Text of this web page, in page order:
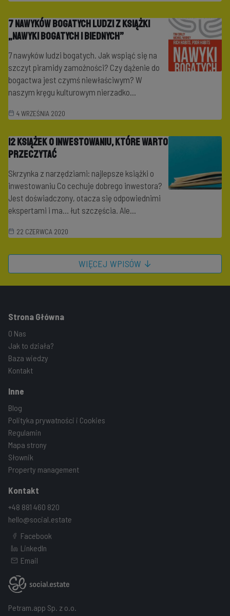
7 Nawyków bogatych ludzi z książki
„Nawyki bogatych i biednych”
7 nawyków ludzi bogatych. Jak wspiąć się na
szczyt piramidy zamożności? Czy dążenie do
bogactwa jest czymś niewłaściwym? W
naszym kręgu kulturowym nierzadko...
4 WRZEŚNIA 2020
12 Książek o inwestowaniu, które warto
przeczytać
Skrzynka z narzędziami: najlepsze książki o
inwestowaniu Co cechuje dobrego inwestora?
Jest doświadczony, otacza się odpowiednimi
ekspertami i ma… łut szczęścia. Ale...
22 CZERWCA 2020
WIĘCEJ WPISÓW ↓
Strona Główna
O Nas
Jak to działa?
Baza wiedzy
Kontakt
Inne
Blog
Polityka prywatności i Cookies
Regulamin
Mapa strony
Słownik
Property management
Kontakt
+48 881 460 820
hello@social.estate
Facebook
LinkedIn
Email
Petram.app Sp. z o.o.